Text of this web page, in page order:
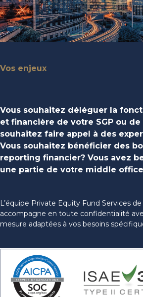
Vos enjeux
Vous souhaitez déléguer la
et financière de votre SGP ou de
souhaitez faire appel à des
Vous souhaitez bénéficier des
reporting financier? Vous avez
une partie de votre middle
L’équipe Private Equity Fund Services
accompagne en toute confidentialité
mesure adaptées à vos besoins